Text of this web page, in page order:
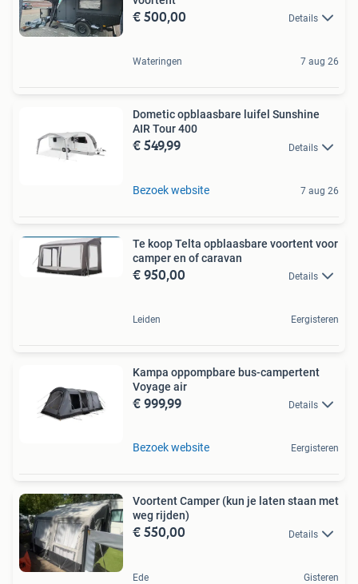
€ 500,00 Details
Wateringen 7 aug 26
Dometic opblaasbare luifel Sunshine
AIR Tour 400
€ 549,99 Details
Bezoek website 7 aug 26
Te koop Telta opblaasbare voortent voor
camper en of caravan
€ 950,00 Details
Leiden Eergisteren
Kampa oppompbare bus-campertent
Voyage air
€ 999,99 Details
Bezoek website Eergisteren
Voortent Camper (kun je laten staan met
weg rijden)
€ 550,00 Details
Ede Gisteren